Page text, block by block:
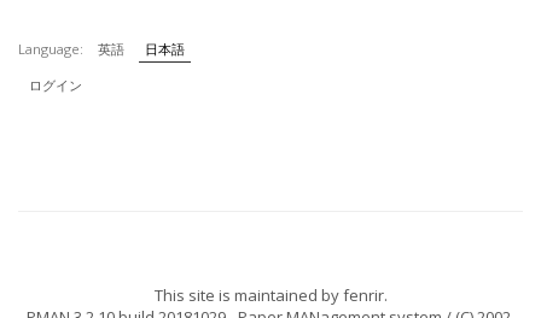
Language: 英語
日本語
ログイン
This site is maintained byfenrir.